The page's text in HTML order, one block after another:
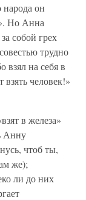
народа он
Но Анна
собой грех
трудно
на себя в
человек!»
в железа»
Анну
чтоб ты,
же);
ли до них